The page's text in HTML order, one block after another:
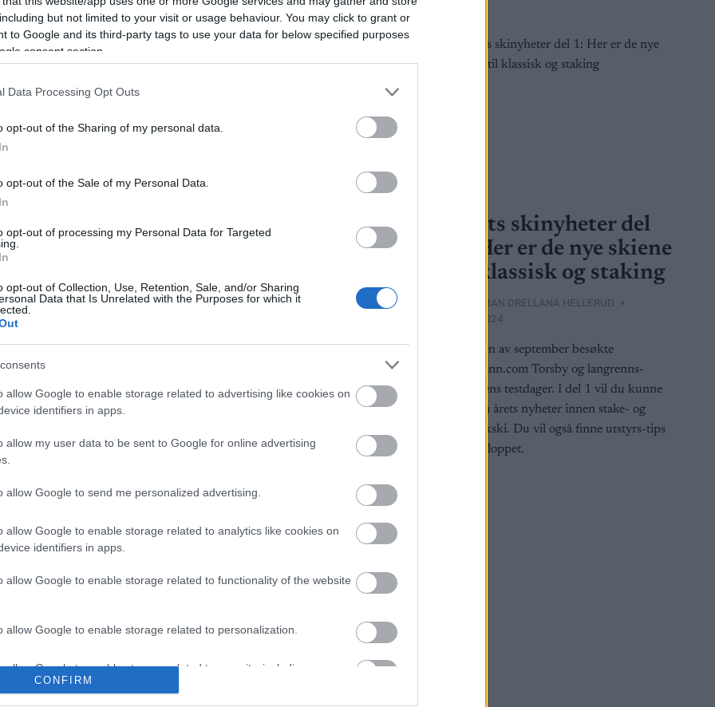
but not limited to your visit or usage behaviour. You may click to grant or
to Google and its third-party tags to use your data for below specified purposes
consent section.
Data Processing Opt Outs
opt-out of the Sharing of my personal data.
opt-out of the Sale of my Personal Data.
opt-out of processing my Personal Data for Targeted
opt-out of Collection, Use, Retention, Sale, and/or Sharing
Data that Is Unrelated with the Purposes for which it
allow Google to enable storage related to advertising like cookies on
identifiers in apps.
allow my user data to be sent to Google for online advertising
allow Google to send me personalized advertising.
allow Google to enable storage related to analytics like cookies on
identifiers in apps.
allow Google to enable storage related to functionality of the website
allow Google to enable storage related to personalization.
allow Google to enable storage related to security, including
functionality and fraud prevention, and other user protection.
CONFIRM
sa han var for
avslører han
SCHEVE 11.05.2026
om økonomiske krav
Fischer bryter med
Tok OL-gull på Fischer ski. Nå vil ikke
Årets skinyheter del
1: Her er de nye skiene
til klassisk og staking
ADRIAN ORELLANA HELLERUD
25.10.2024
I midten av september besøkte
Langrenn.com Torsby og langrenns-
bransjens testdager. I del 1 vil du kunne
lese om årets nyheter innen stake- og
klassiskski. Du vil også finne utstyrs-tips
til Vasaloppet.
utøverne skifter